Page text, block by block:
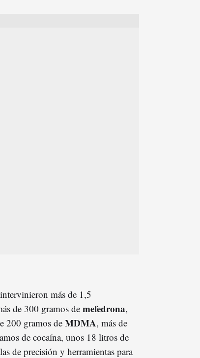
más de 1,5
de 300 gramos de mefedrona,
200 gramos de MDMA, más de
de cocaína, unos 18 litros de
de precisión y herramientas para